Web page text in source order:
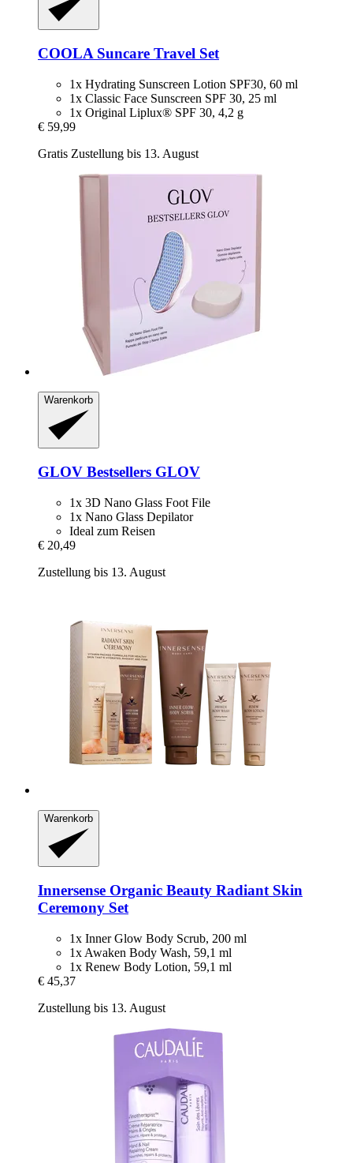
COOLASuncare Travel Set
1x Hydrating Sunscreen Lotion SPF30, 60 ml
1x Classic Face Sunscreen SPF 30, 25 ml
1x Original Liplux® SPF 30, 4,2 g
€ 59,99
Gratis Zustellung bis 13. August
Warenkorb
GLOV Bestsellers GLOV
1x 3D Nano Glass Foot File
1x Nano Glass Depilator
Ideal zum Reisen
€ 20,49
Zustellung bis 13. August
Warenkorb
Innersense Organic Beauty Radiant Skin
Ceremony Set
1x Inner Glow Body Scrub, 200 ml
1x Awaken Body Wash, 59,1 ml
1x Renew Body Lotion, 59,1 ml
€ 45,37
Zustellung bis 13. August